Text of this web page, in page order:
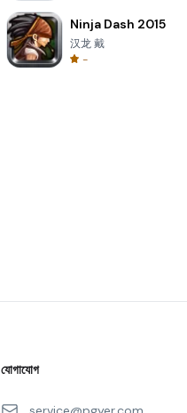
Ninja Dash 2015
汉龙 戴
-
যোগাযোগ